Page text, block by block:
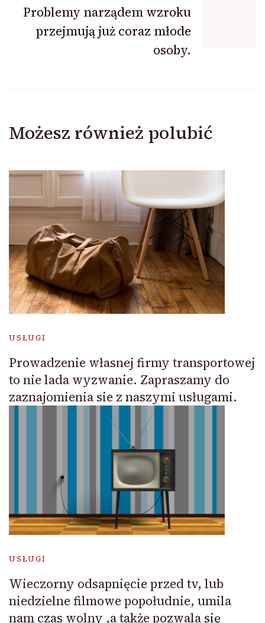
Problemy narządem wzroku
przejmują już coraz młode
osoby.
Możesz również polubić
USŁUGI
Prowadzenie własnej firmy transportowej
to nie lada wyzwanie. Zapraszamy do
zaznajomienia sie z naszymi usługami.
USŁUGI
Wieczorny odsapnięcie przed tv, lub
niedzielne filmowe popołudnie, umila
nam czas wolny ,a także pozwala się